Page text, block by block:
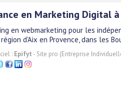
en Marketing Digital à
en webmarketing pour les
d'Aix en Provence, dans les
: Epifyt - Site pro (Entreprise